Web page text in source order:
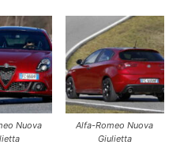
Nuova
Alfa-Romeo Nuova
Giulietta